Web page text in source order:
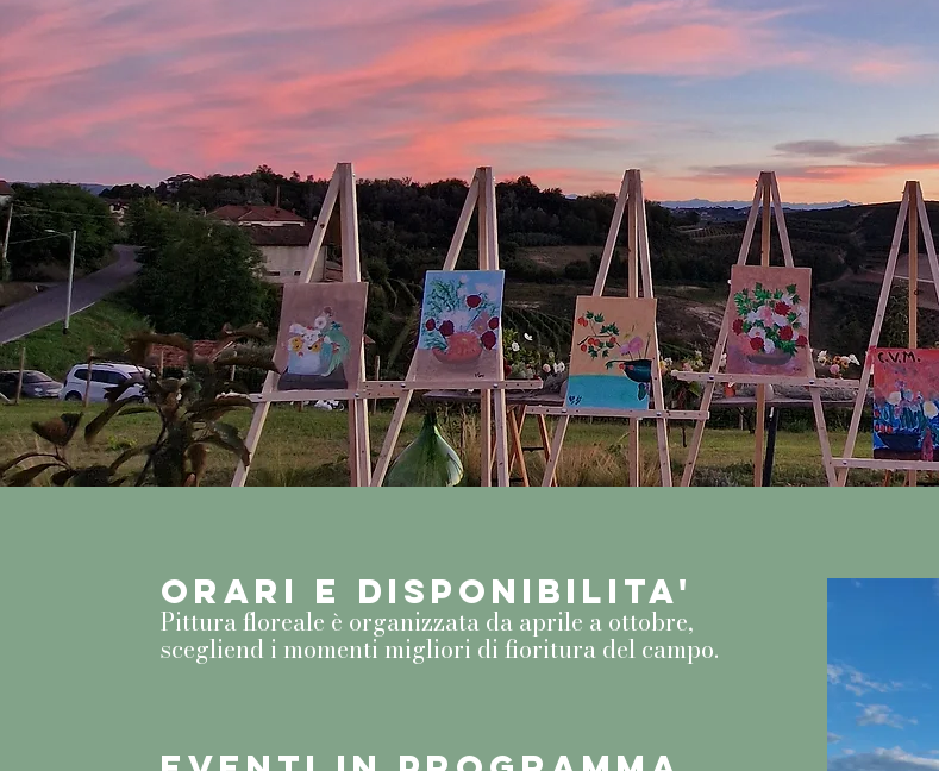
ORARI E DISPONIBILITA'
Pittura floreale è organizzata da aprile a ottobre,
scegliend i momenti migliori di fioritura del campo.